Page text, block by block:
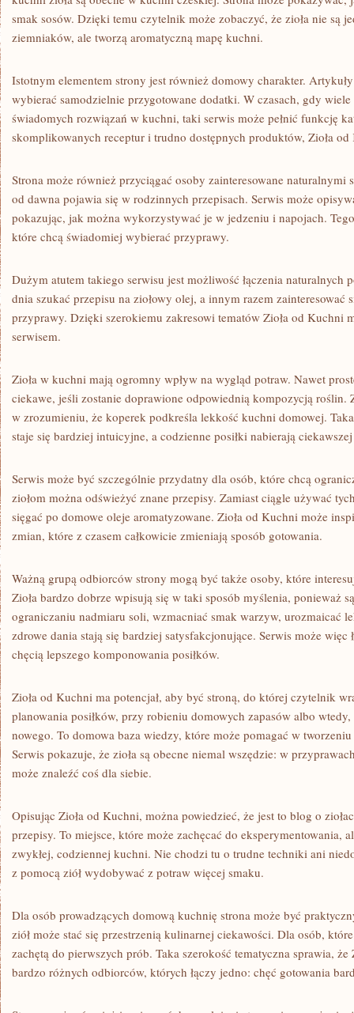
smak sosów. Dzięki temu czytelnik może zobaczyć, że zioła nie są
ziemniaków, ale tworzą aromatyczną mapę kuchni.
Istotnym elementem strony jest również domowy charakter.
wybierać samodzielnie przygotowane dodatki. W czasach, gdy
świadomych rozwiązań w kuchni, taki serwis może pełnić funkcję
skomplikowanych receptur i trudno dostępnych produktów, Zioła
Strona może również przyciągać osoby zainteresowane naturalnymi
od dawna pojawia się w rodzinnych przepisach. Serwis może
pokazując, jak można wykorzystywać je w jedzeniu i napojach.
które chcą świadomiej wybierać przyprawy.
Dużym atutem takiego serwisu jest możliwość łączenia naturalnych
dnia szukać przepisu na ziołowy olej, a innym razem zainteresować
przyprawy. Dzięki szerokiemu zakresowi tematów Zioła od Kuchni
serwisem.
Zioła w kuchni mają ogromny wpływ na wygląd potraw. Nawet
ciekawe, jeśli zostanie doprawione odpowiednią kompozycją roślin.
w zrozumieniu, że koperek podkreśla lekkość kuchni domowej.
staje się bardziej intuicyjne, a codzienne posiłki nabierają
Serwis może być szczególnie przydatny dla osób, które chcą
ziołom można odświeżyć znane przepisy. Zamiast ciągle używać
sięgać po domowe oleje aromatyzowane. Zioła od Kuchni może
zmian, które z czasem całkowicie zmieniają sposób gotowania.
Ważną grupą odbiorców strony mogą być także osoby, które
Zioła bardzo dobrze wpisują się w taki sposób myślenia, ponieważ
ograniczaniu nadmiaru soli, wzmacniać smak warzyw, urozmaicać
zdrowe dania stają się bardziej satysfakcjonujące. Serwis może więc
chęcią lepszego komponowania posiłków.
Zioła od Kuchni ma potencjał, aby być stroną, do której czytelnik
planowania posiłków, przy robieniu domowych zapasów albo
nowego. To domowa baza wiedzy, które może pomagać w
Serwis pokazuje, że zioła są obecne niemal wszędzie: w
może znaleźć coś dla siebie.
Opisując Zioła od Kuchni, można powiedzieć, że jest to blog o
przepisy. To miejsce, które może zachęcać do eksperymentowania,
zwykłej, codziennej kuchni. Nie chodzi tu o trudne techniki ani
z pomocą ziół wydobywać z potraw więcej smaku.
Dla osób prowadzących domową kuchnię strona może być
ziół może stać się przestrzenią kulinarnej ciekawości. Dla osób,
zachętą do pierwszych prób. Taka szerokość tematyczna sprawia,
bardzo różnych odbiorców, których łączy jedno: chęć gotowania